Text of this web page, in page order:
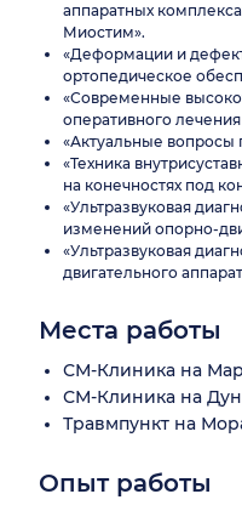
аппаратных
Миостим».
«Деформации и
ортопедическое
«Современные
оперативного
«Актуальные вопросы
«Техника
на конечностях под
«Ультразвуковая
изменений опорно-
«Ультразвуковая
двигательного
Места работы
СМ-Клиника на
СМ-Клиника на
Травмпункт на
Опыт работы